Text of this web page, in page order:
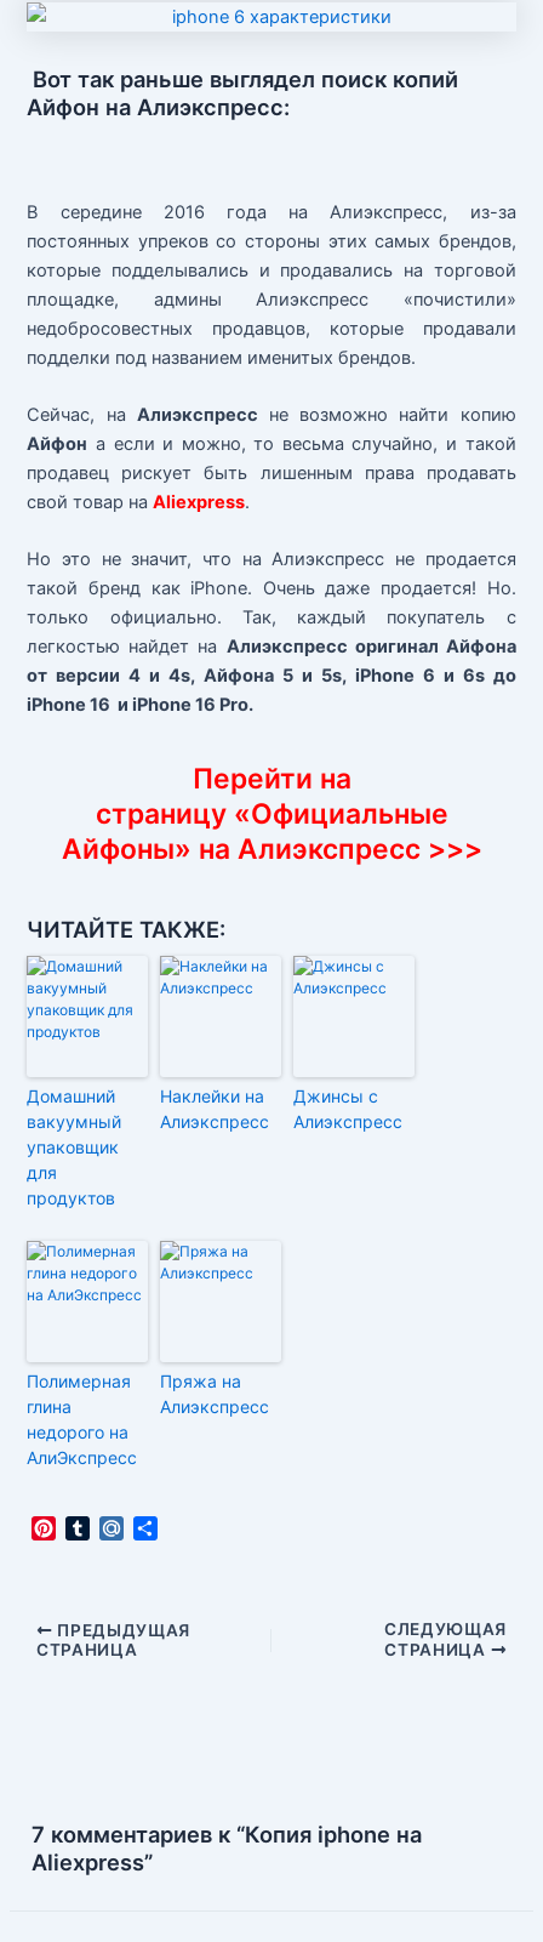
Вот так раньше выглядел поиск копий
Айфон на Алиэкспресс:
В середине 2016 года на Алиэкспресс, из-за
постоянных упреков со стороны этих самых брендов,
которые подделывались и продавались на торговой
площадке, админы Алиэкспресс «почистили»
недобросовестных продавцов, которые продавали
подделки под названием именитых брендов.
Сейчас, на Алиэкспресс не возможно найти копию
Айфон а если и можно, то весьма случайно, и такой
продавец рискует быть лишенным права продавать
свой товар наAliexpress.
Но это не значит, что на Алиэкспресс не продается
такой бренд как iPhone. Очень даже продается! Но.
только официально. Так, каждый покупатель с
легкостью найдет на Алиэкспресс оригинал Айфона
от версии 4 и 4s, Айфона 5 и 5s, iPhone 6 и 6s до
iPhone 16 и iPhone 16 Pro.
Перейти на
страницу «Официальные
Айфоны» на Алиэкспресс >>>
ЧИТАЙТЕ ТАКЖЕ:
Домашний
вакуумный
упаковщик
для
продуктов
Наклейки на
Алиэкспресс
Джинсы с
Алиэкспресс
Полимерная
глина
недорого на
АлиЭкспресс
Пряжа на
Алиэкспресс
e
r
T
l
r
M
.
R
а
НавигацияПРЕДЫДУЩАЯ
СТРАНИЦА
СЛЕДУЮЩАЯ
СТРАНИЦА
7 комментариев к “Копия iphone на
Aliexpress”